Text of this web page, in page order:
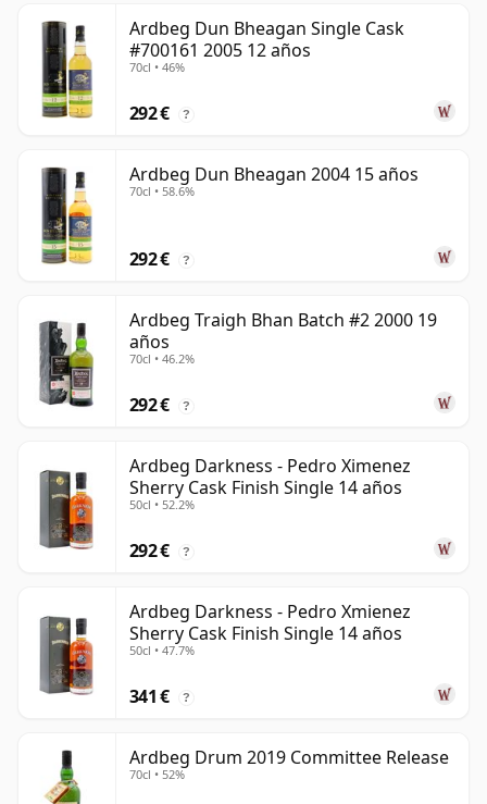
Ardbeg Dun Bheagan Single Cask
#700161 2005 12 años
70cl • 46%
292 € ?
Ardbeg Dun Bheagan 2004 15 años
70cl • 58.6%
292 € ?
Ardbeg Traigh Bhan Batch #2 2000 19
años
70cl • 46.2%
292 € ?
Ardbeg Darkness - Pedro Ximenez
Sherry Cask Finish Single 14 años
50cl • 52.2%
292 € ?
Ardbeg Darkness - Pedro Xmienez
Sherry Cask Finish Single 14 años
50cl • 47.7%
341 € ?
Ardbeg Drum 2019 Committee Release
70cl • 52%